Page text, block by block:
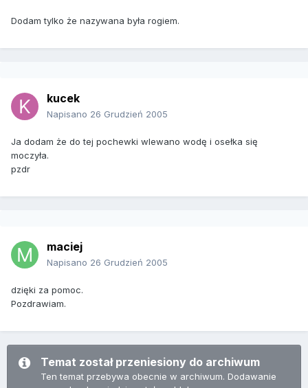
Dodam tylko że nazywana była rogiem.
kucek
Napisano 26 Grudzień 2005
Ja dodam że do tej pochewki wlewano wodę i osełka się
moczyła.
pzdr
maciej
Napisano 26 Grudzień 2005
dzięki za pomoc.
Pozdrawiam.
Temat został przeniesiony do archiwum
Ten temat przebywa obecnie w archiwum. Dodawanie